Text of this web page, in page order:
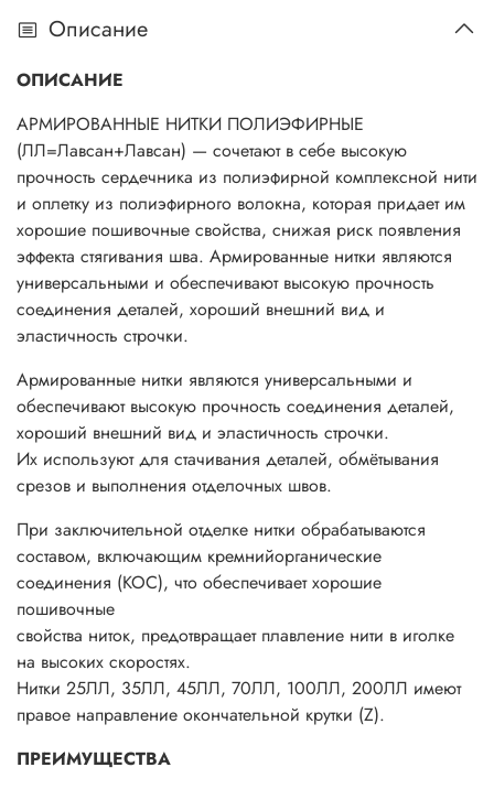
Описание
ОПИСАНИЕ
АРМИРОВАННЫЕ НИТКИ ПОЛИЭФИРНЫЕ
(ЛЛ=Лавсан+Лавсан) — сочетают в себе высокую
прочность сердечника из полиэфирной комплексной нити
и оплетку из полиэфирного волокна, которая придает им
хорошие пошивочные свойства, снижая риск появления
эффекта стягивания шва. Армированные нитки являются
универсальными и обеспечивают высокую прочность
соединения деталей, хороший внешний вид и
эластичность строчки.
Армированные нитки являются универсальными и
обеспечивают высокую прочность соединения деталей,
хороший внешний вид и эластичность строчки.
Их используют для стачивания деталей, обмётывания
срезов и выполнения отделочных швов.
При заключительной отделке нитки обрабатываются
составом, включающим кремнийорганические
соединения (КОС), что обеспечивает хорошие
пошивочные
свойства ниток, предотвращает плавление нити в иголке
на высоких скоростях.
Нитки 25ЛЛ, 35ЛЛ, 45ЛЛ, 70ЛЛ, 100ЛЛ, 200ЛЛ имеют
правое направление окончательной крутки (Z).
ПРЕИМУЩЕСТВА